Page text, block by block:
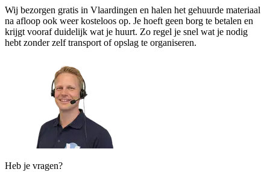
Wij bezorgen gratis in Vlaardingen en halen het gehuurde materiaal
na afloop ook weer kosteloos op. Je hoeft geen borg te betalen en
krijgt vooraf duidelijk wat je huurt. Zo regel je snel wat je nodig
hebt zonder zelf transport of opslag te organiseren.
Heb je vragen?